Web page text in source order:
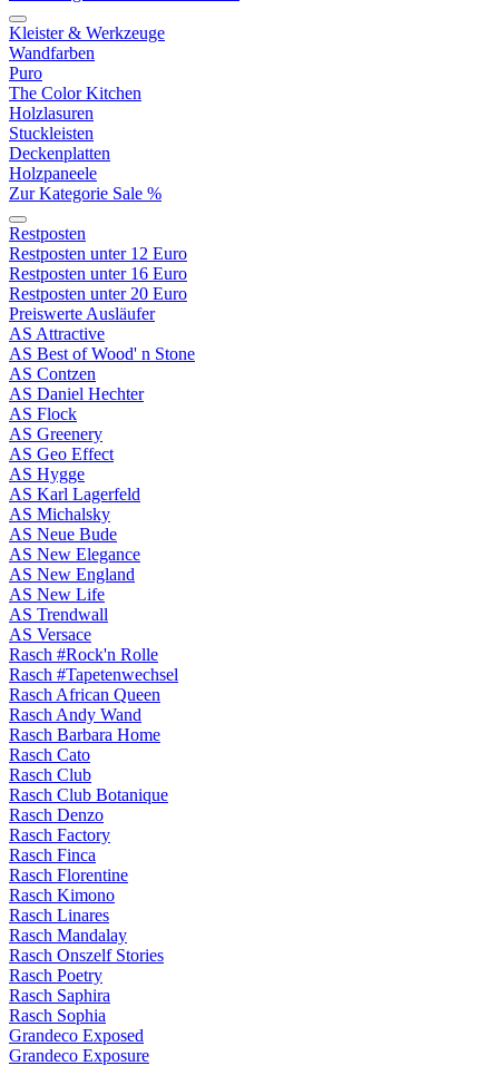
Kleister & Werkzeuge
Wandfarben
Puro
The Color Kitchen
Holzlasuren
Stuckleisten
Deckenplatten
Holzpaneele
Zur Kategorie Sale %
Restposten
Restposten unter 12 Euro
Restposten unter 16 Euro
Restposten unter 20 Euro
Preiswerte Ausläufer
AS Attractive
AS Best of Wood' n Stone
AS Contzen
AS Daniel Hechter
AS Flock
AS Greenery
AS Geo Effect
AS Hygge
AS Karl Lagerfeld
AS Michalsky
AS Neue Bude
AS New Elegance
AS New England
AS New Life
AS Trendwall
AS Versace
Rasch #Rock'n Rolle
Rasch #Tapetenwechsel
Rasch African Queen
Rasch Andy Wand
Rasch Barbara Home
Rasch Cato
Rasch Club
Rasch Club Botanique
Rasch Denzo
Rasch Factory
Rasch Finca
Rasch Florentine
Rasch Kimono
Rasch Linares
Rasch Mandalay
Rasch Onszelf Stories
Rasch Poetry
Rasch Saphira
Rasch Sophia
Grandeco Exposed
Grandeco Exposure